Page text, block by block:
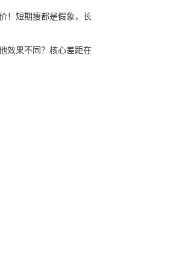
！短期瘦都是假象，长
效果不同？核心差距在